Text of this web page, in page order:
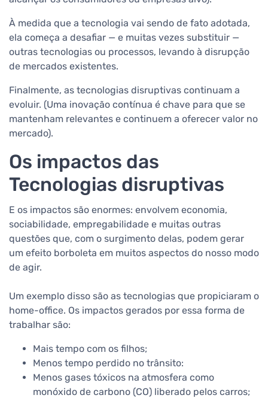
À medida que a tecnologia vai sendo de fato adotada,
ela começa a desafiar — e muitas vezes substituir —
outras tecnologias ou processos, levando à disrupção
de mercados existentes.
Finalmente, as tecnologias disruptivas continuam a
evoluir. (Uma inovação contínua é chave para que se
mantenham relevantes e continuem a oferecer valor no
mercado).
Os impactos das
Tecnologias disruptivas
E os impactos são enormes: envolvem economia,
sociabilidade, empregabilidade e muitas outras
questões que, com o surgimento delas, podem gerar
um efeito borboleta em muitos aspectos do nosso modo
de agir.
Um exemplo disso são as tecnologias que propiciaram o
home-office. Os impactos gerados por essa forma de
trabalhar são:
Mais tempo com os filhos;
Menos tempo perdido no trânsito:
Menos gases tóxicos na atmosfera como
monóxido de carbono (CO) liberado pelos carros;